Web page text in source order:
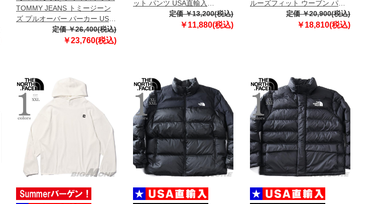
TOMMY JEANS トミージーン
ズ プルオーバー パーカー USA
直輸入 dm0dm21798定価 ￥26,400(税込)
￥23,760(税込)
ット パンツ USA直輸入
dm0dm20473定価 ￥13,200(税込)
￥11,880(税込)
ルーズフィット ウーブン パン
ツ USA直輸入 np6nr02b
定価 ￥20,900(税込)
￥18,810(税込)